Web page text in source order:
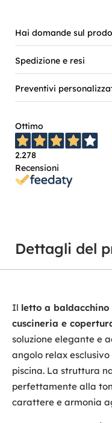
Hai domande sul
Spedizione e resi
Preventivi
Ottimo
2.278
Recensioni
Dettagli del
Il letto a
cuscineria e
soluzione elegante e
angolo relax
piscina. La struttura
perfettamente alla
carattere e armonia